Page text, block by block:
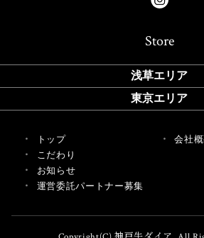
Store
浅草エリア
東京エリア
トップ
こだわり
お知らせ
運営委託パートナー募集
会社